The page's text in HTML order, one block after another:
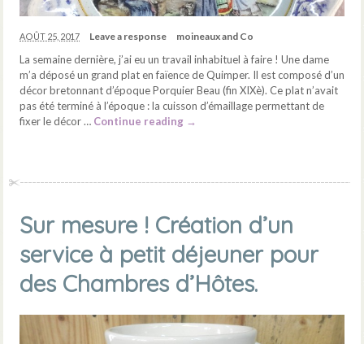
AOÛT 25, 2017 Leave a response moineaux and Co
La semaine dernière, j’ai eu un travail inhabituel à faire ! Une dame
m’a déposé un grand plat en faïence de Quimper. Il est composé d’un
décor bretonnant d’époque Porquier Beau (fin XIXè). Ce plat n’avait
pas été terminé à l’époque : la cuisson d’émaillage permettant de
fixer le décor … Continue reading →
Sur mesure ! Création d’un
service à petit déjeuner pour
des Chambres d’Hôtes.